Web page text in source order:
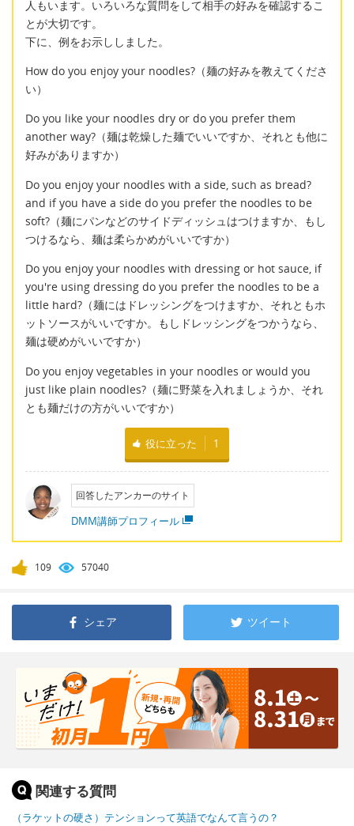
人もいます。いろいろな質問をして相手の好みを確認するこ
とが大切です。
下に、例をお示ししました。
How do you enjoy your noodles?（麺の好みを教えてくださ
い）
Do you like your noodles dry or do you prefer them
another way?（麺は乾燥した麺でいいですか、それとも他に
好みがありますか）
Do you enjoy your noodles with a side, such as bread?
and if you have a side do you prefer the noodles to be
soft?（麺にパンなどのサイドディッシュはつけますか、もし
つけるなら、麺は柔らかめがいいですか）
Do you enjoy your noodles with dressing or hot sauce, if
you're using dressing do you prefer the noodles to be a
little hard?（麺にはドレッシングをつけますか、それともホ
ットソースがいいですか。もしドレッシングをつかうなら、
麺は硬めがいいですか）
Do you enjoy vegetables in your noodles or would you
just like plain noodles?（麺に野菜を入れましょうか、それ
とも麺だけの方がいいですか）
役に立った 1
回答したアンカーのサイト
DMM講師プロフィール
109 57040
シェア ツイート
関連する質問
（ラケットの硬さ）テンションって英語でなんて言うの？